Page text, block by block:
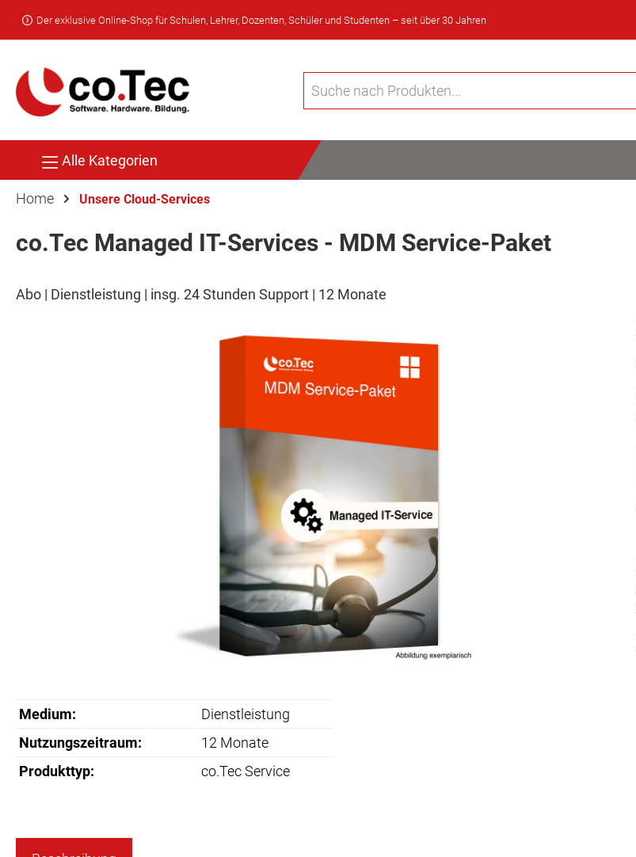
Der exklusive Online-Shop für Schulen, Lehrer, Dozenten, Schüler und Studenten – seit über 30 Jahren
Alle Kategorien
Home Unsere Cloud-Services
co.Tec Managed IT-Services - MDM Service-Paket
Abo | Dienstleistung | insg. 24 Stunden Support | 12 Monate
Medium:
Dienstleistung
Nutzungszeitraum:
12 Monate
Produkttyp:
co.Tec Service